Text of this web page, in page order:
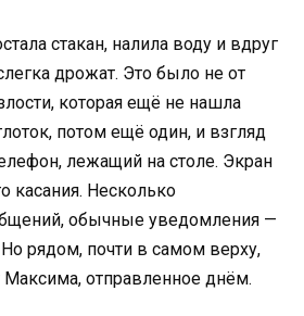
стакан, налила воду и вдруг
дрожат. Это было не от
которая ещё не нашла
потом ещё один, и взгляд
лежащий на столе. Экран
касания. Несколько
обычные уведомления —
Но рядом, почти в самом верху,
отправленное днём.